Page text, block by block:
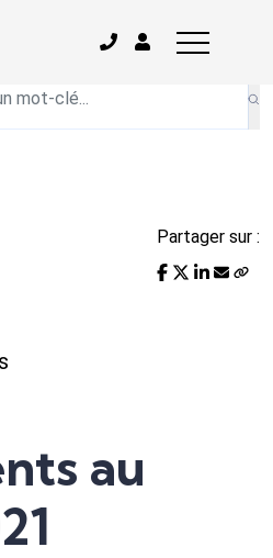
du mois
Partager sur :
au